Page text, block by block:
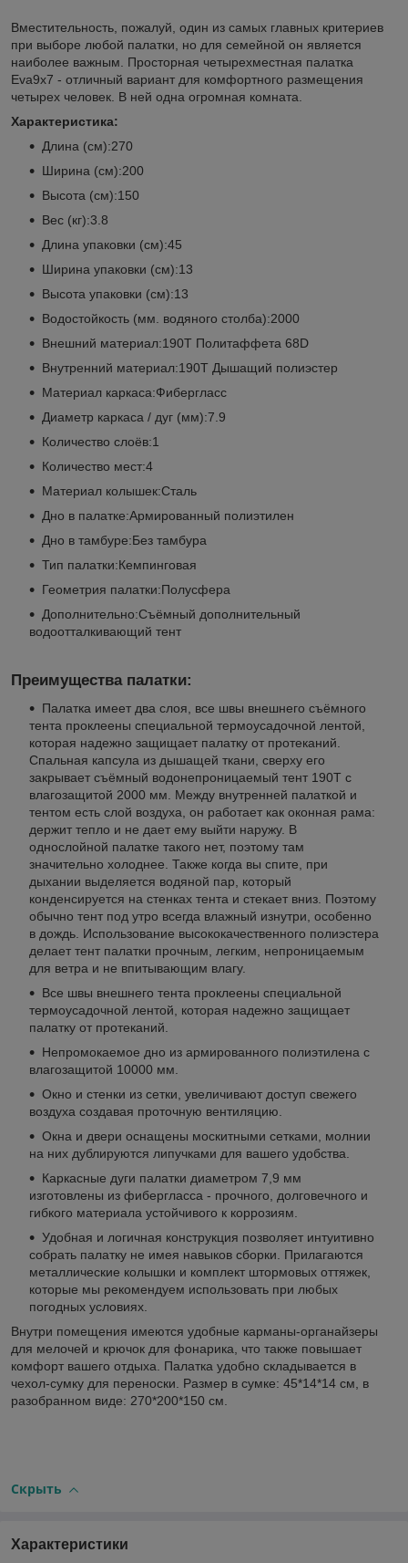
Вместительность, пожалуй, один из самых главных критериев
при выборе любой палатки, но для семейной он является
наиболее важным. Просторная четырехместная палатка
Eva9x7 - отличный вариант для комфортного размещения
четырех человек. В ней одна огромная комната.
Характеристика:
Длина (см):270
Ширина (см):200
Высота (см):150
Вес (кг):3.8
Длина упаковки (см):45
Ширина упаковки (см):13
Высота упаковки (см):13
Водостойкость (мм. водяного столба):2000
Внешний материал:190Т Политаффета 68D
Внутренний материал:190T Дышащий полиэстер
Материал каркаса:Фибергласс
Диаметр каркаса / дуг (мм):7.9
Количество слоёв:1
Количество мест:4
Материал колышек:Сталь
Дно в палатке:Армированный полиэтилен
Дно в тамбуре:Без тамбура
Тип палатки:Кемпинговая
Геометрия палатки:Полусфера
Дополнительно:Съёмный дополнительный
водоотталкивающий тент
Преимущества палатки:
Палатка имеет два слоя, все швы внешнего съёмного
тента проклеены специальной термоусадочной лентой,
которая надежно защищает палатку от протеканий.
Спальная капсула из дышащей ткани, сверху его
закрывает съёмный водонепроницаемый тент 190Т с
влагозащитой 2000 мм. Между внутренней палаткой и
тентом есть слой воздуха, он работает как оконная рама:
держит тепло и не дает ему выйти наружу. В
однослойной палатке такого нет, поэтому там
значительно холоднее. Также когда вы спите, при
дыхании выделяется водяной пар, который
конденсируется на стенках тента и стекает вниз. Поэтому
обычно тент под утро всегда влажный изнутри, особенно
в дождь. Использование высококачественного полиэстера
делает тент палатки прочным, легким, непроницаемым
для ветра и не впитывающим влагу.
Все швы внешнего тента проклеены специальной
термоусадочной лентой, которая надежно защищает
палатку от протеканий.
Непромокаемое дно из армированного полиэтилена с
влагозащитой 10000 мм.
Окно и стенки из сетки, увеличивают доступ свежего
воздуха создавая проточную вентиляцию.
Окна и двери оснащены москитными сетками, молнии
на них дублируются липучками для вашего удобства.
Каркасные дуги палатки диаметром 7,9 мм
изготовлены из фибергласса - прочного, долговечного и
гибкого материала устойчивого к коррозиям.
Удобная и логичная конструкция позволяет интуитивно
собрать палатку не имея навыков сборки. Прилагаются
металлические колышки и комплект штормовых оттяжек,
которые мы рекомендуем использовать при любых
погодных условиях.
Внутри помещения имеются удобные карманы-органайзеры
для мелочей и крючок для фонарика, что также повышает
комфорт вашего отдыха. Палатка удобно складывается в
чехол-сумку для переноски. Размер в сумке: 45*14*14 см, в
разобранном виде: 270*200*150 см.
Скрыть
Характеристики